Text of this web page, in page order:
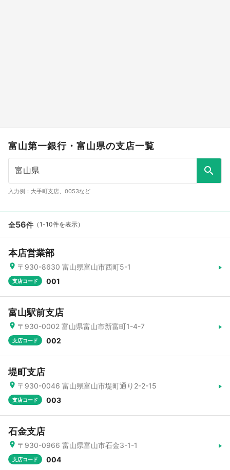
富山第一銀行・富山県の支店一覧
入力例：大手町支店、0053など
全56件 （1-10件を表示）
本店営業部
〒930-8630 富山県富山市西町5-1
支店コード 001
富山駅前支店
〒930-0002 富山県富山市新富町1-4-7
支店コード 002
堤町支店
〒930-0046 富山県富山市堤町通り2-2-15
支店コード 003
石金支店
〒930-0966 富山県富山市石金3-1-1
支店コード 004